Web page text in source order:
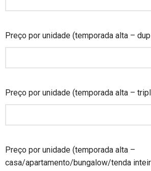
Preço por unidade (temporada alta –
Preço por unidade (temporada alta –
Preço por unidade (temporada alta –
casa/apartamento/bungalow/tenda